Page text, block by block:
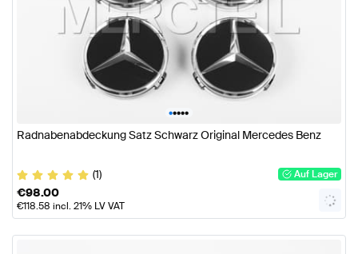
•••••
Radnabenabdeckung Satz Schwarz Original Mercedes Benz
(1) Auf Lager
€98.00
€118.58 incl. 21% LV VAT